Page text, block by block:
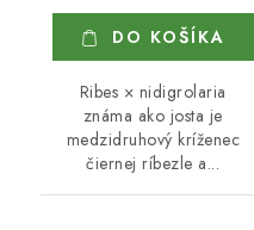
DO KOŠÍKA
Ribes × nidigrolaria
známa ako josta je
medzidruhový kríženec
čiernej ríbezle a...